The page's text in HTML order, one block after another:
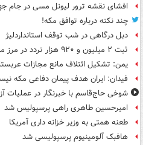
افشای نقشه ترور لیونل مسی در جام جهانی
چند نکته درباره توافق مکه!
دبل درگاهی در شب توقف استانداردلیژ
ثبت ۲ میلیون و ۹۲۰ هزار تردد در مرز مهران طی ایام اربعین
یمن: تشکیل ائتلاف مانع مجازات
فیدان: ایران هدف پیمان دفاعی مکه
شوخی حاج‌قاسم با خبرنگار در عملیات
امیرحسین طاهری راهی پرسپولیس شد
طعنه همتی به وزیر خزانه داری آمریکا
هافبک آلومینیوم پرسپولیسی شد